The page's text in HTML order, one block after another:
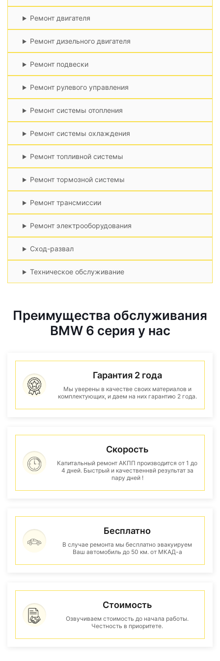
Ремонт двигателя
Ремонт дизельного двигателя
Ремонт подвески
Ремонт рулевого управления
Ремонт системы отопления
Ремонт системы охлаждения
Ремонт топливной системы
Ремонт тормозной системы
Ремонт трансмиссии
Ремонт электрооборудования
Сход-развал
Техническое обслуживание
Преимущества обслуживания
BMW 6 серия у нас
Гарантия 2 года
Мы уверены в качестве своих материалов и
комплектующих, и даем на них гарантию 2 года.
Скорость
Капитальный ремонт АКПП производится от 1 до
4 дней. Быстрый и качественнвй результат за
пару дней !
Бесплатно
В случае ремонта мы бесплатно эвакуируем
Ваш автомобиль до 50 км. от МКАД-а
Стоимость
Озвучиваем стоимость до начала работы.
Честность в приоритете.